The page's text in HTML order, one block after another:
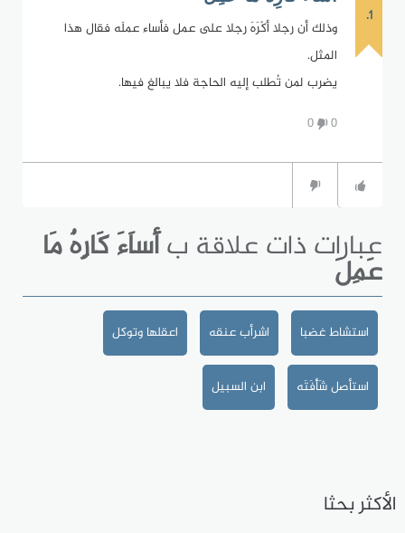
1.
وذلك أن رجلا أكْرَهَ رجلا على عمل فأساء عملَه فقال هذا
المثل.
يضرب لمن تُطلب إليه الحاجة فلا يبالغ فيها.
0
0
عبارات ذات علاقة بأَساَءَ كَارِهٌ مَا
عَمِلَ
استشاط غضبا اشرأب عنقه اعقلها وتوكل
استأصل شَأْفَتَه ابن السبيل
الأكثر بحثا